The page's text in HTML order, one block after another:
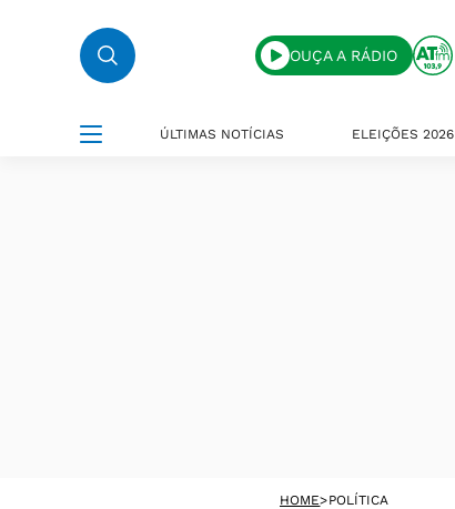
OUÇA A RÁDIO
ÚLTIMAS NOTÍCIAS ELEIÇÕES 2026
HOME>POLÍTICA